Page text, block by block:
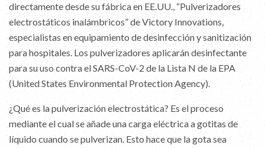
directamente desde su fábrica en EE.UU., “Pulverizadores
electrostáticos inalámbricos” de Victory Innovations,
especialistas en equipamiento de desinfección y sanitización
para hospitales. Los pulverizadores aplicarán desinfectante
para su uso contra el SARS-CoV-2 de la Lista N de la EPA
(United States Environmental Protection Agency).
¿Qué es la pulverización electrostática? Es el proceso
mediante el cual se añade una carga eléctrica a gotitas de
líquido cuando se pulverizan. Esto hace que la gota sea